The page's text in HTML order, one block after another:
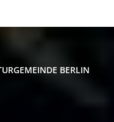
BERLIN